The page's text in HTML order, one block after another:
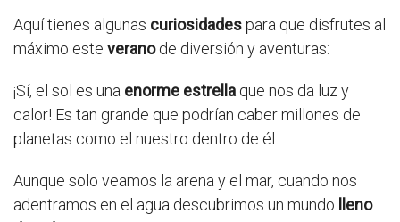
Aquí tienes algunas curiosidadespara que disfrutes al
máximo este veranode diversión y aventuras:
¡Sí, el sol es una enorme estrella que nos da luz y
calor! Es tan grande que podrían caber millones de
planetas como el nuestro dentro de él.
Aunque solo veamos la arena y el mar, cuando nos
adentramos en el agua descubrimos un mundo
lleno